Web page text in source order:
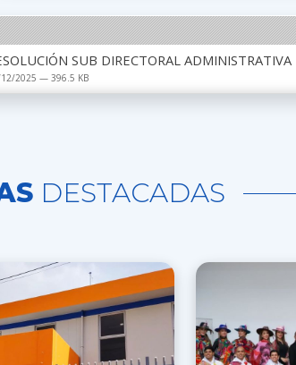
SUB DIRECTORAL
2025 — 396.5 KB
DESTACADAS